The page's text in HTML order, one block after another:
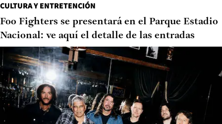
CULTURA Y ENTRETENCIÓN
Foo Fighters se presentará en el Parque Estadio
Nacional: ve aquí el detalle de las entradas